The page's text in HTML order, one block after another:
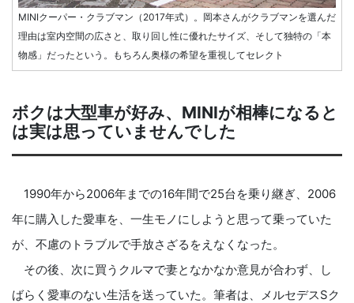
MINIクーパー・クラブマン（2017年式）。岡本さんがクラブマンを選んだ
理由は室内空間の広さと、取り回し性に優れたサイズ、そして独特の「本
物感」だったという。もちろん奥様の希望を重視してセレクト
ボクは大型車が好み、MINIが相棒になると
は実は思っていませんでした
1990年から2006年までの16年間で25台を乗り継ぎ、2006
年に購入した愛車を、一生モノにしようと思って乗っていた
が、不慮のトラブルで手放さざるをえなくなった。
その後、次に買うクルマで妻となかなか意見が合わず、し
ばらく愛車のない生活を送っていた。筆者は、メルセデスSク